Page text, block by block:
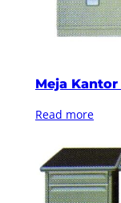
Meja Kantor
Read more